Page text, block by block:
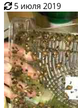
5 июля 2019